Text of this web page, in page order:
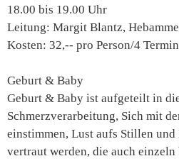
18.00 bis 19.00 Uhr
Leitung: Margit Blantz, Hebamme
Kosten: 32,-- pro Person/4
Geburt & Baby
Geburt & Baby ist aufgeteilt in
Schmerzverarbeitung, Sich mit
einstimmen, Lust aufs Stillen
vertraut werden, die auch einzeln